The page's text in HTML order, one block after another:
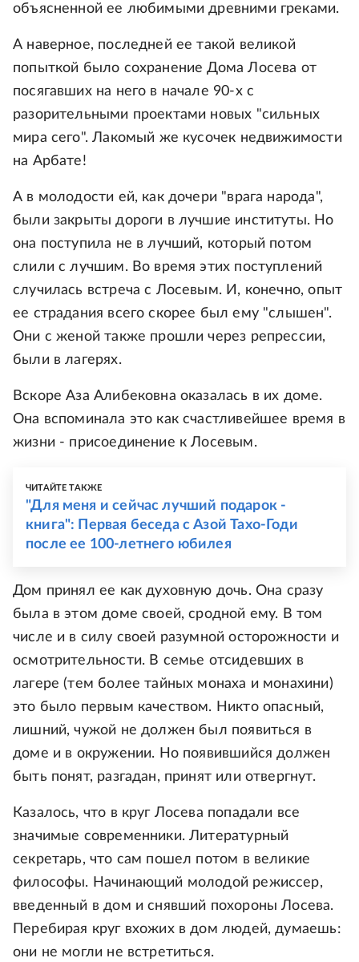
объясненной ее любимыми древними греками.
А наверное, последней ее такой великой
попыткой было сохранение Дома Лосева от
посягавших на него в начале 90-х с
разорительными проектами новых "сильных
мира сего". Лакомый же кусочек недвижимости
на Арбате!
А в молодости ей, как дочери "врага народа",
были закрыты дороги в лучшие институты. Но
она поступила не в лучший, который потом
слили с лучшим. Во время этих поступлений
случилась встреча с Лосевым. И, конечно, опыт
ее страдания всего скорее был ему "слышен".
Они с женой также прошли через репрессии,
были в лагерях.
Вскоре Аза Алибековна оказалась в их доме.
Она вспоминала это как счастливейшее время в
жизни - присоединение к Лосевым.
ЧИТАЙТЕ ТАКЖЕ
"Для меня и сейчас лучший подарок -
книга": Первая беседа с Азой Тахо-Годи
после ее 100-летнего юбилея
Дом принял ее как духовную дочь. Она сразу
была в этом доме своей, сродной ему. В том
числе и в силу своей разумной осторожности и
осмотрительности. В семье отсидевших в
лагере (тем более тайных монаха и монахини)
это было первым качеством. Никто опасный,
лишний, чужой не должен был появиться в
доме и в окружении. Но появившийся должен
быть понят, разгадан, принят или отвергнут.
Казалось, что в круг Лосева попадали все
значимые современники. Литературный
секретарь, что сам пошел потом в великие
философы. Начинающий молодой режиссер,
введенный в дом и снявший похороны Лосева.
Перебирая круг вхожих в дом людей, думаешь:
они не могли не встретиться.